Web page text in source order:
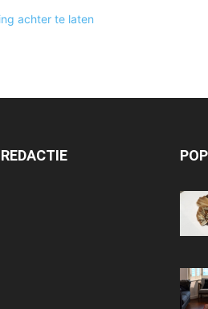
achter te laten